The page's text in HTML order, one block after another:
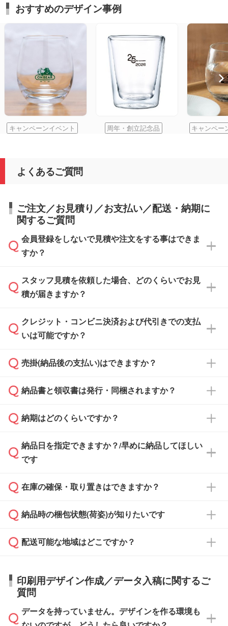
おすすめのデザイン事例
キャンペーンイベント 周年・創立記念品 キャンペー
よくあるご質問
ご注文／お見積り／お支払い／配送・納期に
関するご質問
会員登録をしないで見積や注文をする事はできま
すか？
可能です。見積・注文フォームにて『ゲストの
まま進む』ボタンからお進みのうえ、ご依頼く
スタッフ見積を依頼した場合、どのくらいでお見
積が届きますか？
通常、翌営業日までにお送りしております。混
雑状況によっては、お時間をいただくこともご
依頼いただいた場合は、翌営業日以降のご連絡
クレジット・コンビニ決済および代引きでの支払
いは可能ですか？
銀行振込のみのご対応となります。
売掛(納品後の支払い)はできますか？
基本的には先入金をお願いしておりますが、自
どの場合は、月末締め翌月末払いに対応可能で
また、卒業・卒園記念品で対策委員会や個人様
校や幼稚園・保育園であれば、同様の条件でご
ご希望の際は担当スタッフまでお気軽にご相談
ください。
納品書と領収書は発行・同梱されますか？
納品書・領収書は ご依頼をいただいた場合の
ず、通常はPDFデータをメール添付でお送りし
ます。
たは注文フォームの『ご注文に関する備考欄』
納期はどのくらいですか？
・印刷する場合(500個程度)
ご入金、イメージ画像の校了から約2週間～2
ご入金確認後、1～2営業日で出荷いたしま
タッフまでお問い合わせください。
ル」に注文予定日をご入力いただくと、おおよ
納品日を指定できますか？/早めに納品してほしい
です
ご希望の納期がある場合は、お問い合わせ・お
い。
応が可能かご案内いたします。
す。>>対象商品はこちら
※最短出荷日は商品によって異なります。各商
品ページにてご確認ください
在庫の確保・取り置きはできますか？
ご入金確認後に在庫を確保し、注文確定のご連
はできかねますので予めご了承ください。
納品時の梱包状態(荷姿)が知りたいです
商品によって異なります。各ページにある商品
す。(白箱、化粧箱、ブリスターパックなど)
【袋入り】 商品がひとつずつ袋に入っていま
す。(透明袋、デザイン袋など)
【個包装なし】 個包装がされていない状態で
配送可能な地域はどこですか？
日本全国へお届けが可能です。なお、海外への
直接納品は行っておりませんので予めご了承く
ださい。
印刷用デザイン作成／データ入稿に関するご
質問
データを持っていません。デザインを作る環境も